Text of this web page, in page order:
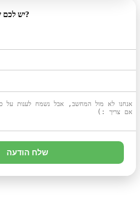
יש לכם שאלות? נתקלתם בבאג?
שלח הודעה